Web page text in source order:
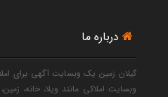
درباره ما
گیلان زمین یک وبسایت آگهی برای
وبسایت املاکی مانند ویلا، خانه،